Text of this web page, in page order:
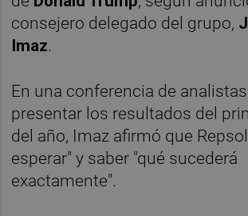
consejero delegado del grupo,
Imaz.
En una conferencia de
presentar los resultados del
del año, Imaz afirmó que
esperar" y saber "qué sucederá
exactamente".